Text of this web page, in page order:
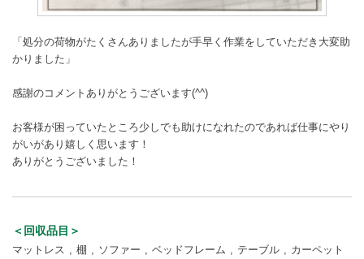
「処分の荷物がたくさんありましたが手早く作業をしていただき大変助
かりました」
感謝のコメントありがとうございます(^^)
お客様が困っていたところ少しでも助けになれたのであれば仕事にやり
がいがあり嬉しく思います！
ありがとうございました！
＜回収品目＞
マットレス 棚 ソファー ベッドフレーム テーブル
カーペット